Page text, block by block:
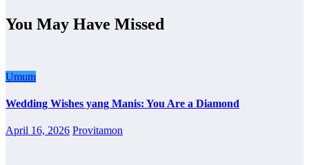
You May Have Missed
Umum
Wedding Wishes yang Manis: You Are a Diamond
April 16, 2026 Provitamon